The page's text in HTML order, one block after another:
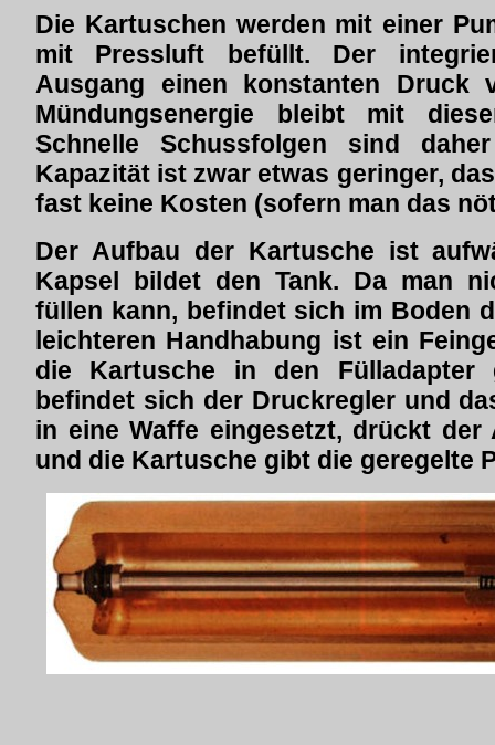
Die Kartuschen werden mit einer
mit Pressluft befüllt. Der
Ausgang einen konstanten
Mündungsenergie bleibt mit
Schnelle Schussfolgen sind
Kapazität ist zwar etwas geringer,
fast keine Kosten (sofern man das
Der Aufbau der Kartusche ist
Kapsel bildet den Tank. Da man
füllen kann, befindet sich im Boden
leichteren Handhabung ist ein
die Kartusche in den Fülladapter
befindet sich der Druckregler und
in eine Waffe eingesetzt, drückt
und die Kartusche gibt die geregelte